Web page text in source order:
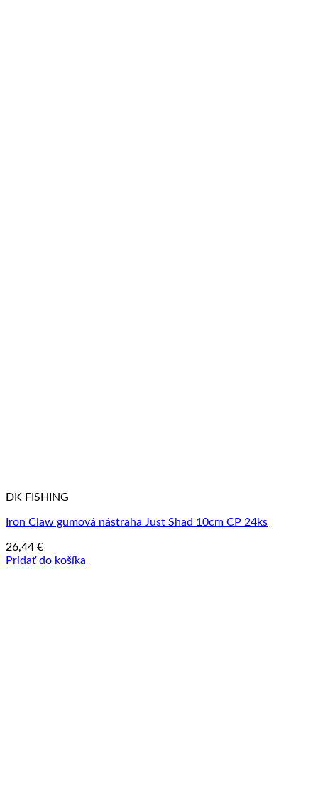
DK FISHING
Iron Claw gumová nástraha Just Shad 10cm CP 24ks
26,44 €
Pridať do košíka